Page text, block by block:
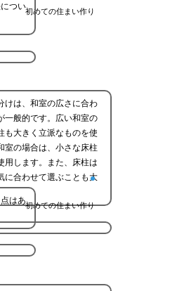
初めての住まい作り
つい
けは、和室の広さに合わ
一般的です。広い和室の
も大きく立派なものを使
室の場合は、小さな床柱
用します。また、床柱は
に合わせて選ぶことも大
初めての住まい作り
はあ